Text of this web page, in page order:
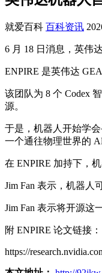
就爱百科 百科资讯
6 月 18 日消息，英伟
ENPIRE 是英伟达
该团队为 8 个 Codex
源。
于是，机器人开始学
一个通往物理世界的
在 ENPIRE 加持下，
Jim Fan 表示，机器人
Jim Fan 表示将开源这
附 ENPIRE 论文链接：
https://